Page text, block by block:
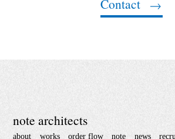
Contact
note architects
about works order flow note news